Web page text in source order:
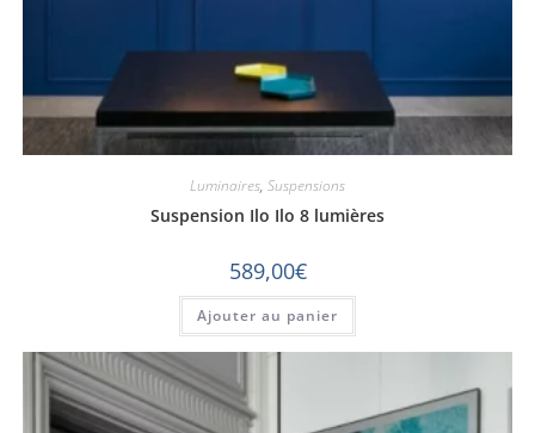
Luminaires, Suspensions
Suspension Ilo Ilo 8 lumières
589,00€
Ajouter au panier